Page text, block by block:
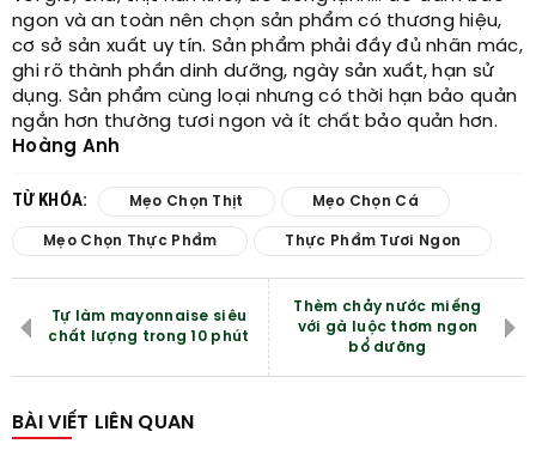
ngon và an toàn nên chọn sản phẩm có thương hiệu,
cơ sở sản xuất uy tín. Sản phẩm phải đầy đủ nhãn mác,
ghi rõ thành phần dinh dưỡng, ngày sản xuất, hạn sử
dụng. Sản phẩm cùng loại nhưng có thời hạn bảo quản
ngắn hơn thường tươi ngon và ít chất bảo quản hơn.
Hoàng Anh
TỪ KHÓA: Mẹo Chọn Thịt Mẹo Chọn Cá
Mẹo Chọn Thực Phẩm Thực Phẩm Tươi Ngon
Tự làm mayonnaise siêu
chất lượng trong 10 phút
Thèm chảy nước miếng
với gà luộc thơm ngon
bổ dưỡng
BÀI VIẾT LIÊN QUAN